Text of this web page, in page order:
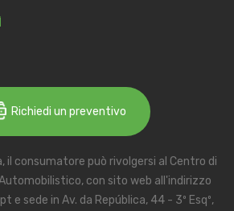
Richiedi un preventivo
il consumatore può rivolgersi al Centro di
con sito web all'indirizzo
e sede in Av. da República, 44 - 3º Esqº,